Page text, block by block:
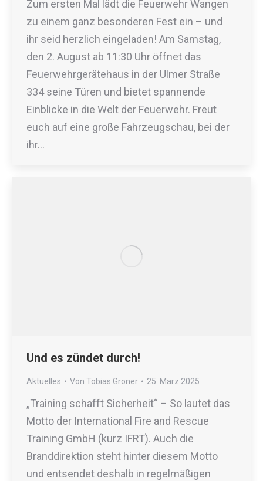
Zum ersten Mal lädt die Feuerwehr Wangen
zu einem ganz besonderen Fest ein – und
ihr seid herzlich eingeladen! Am Samstag,
den 2. August ab 11:30 Uhr öffnet das
Feuerwehrgerätehaus in der Ulmer Straße
334 seine Türen und bietet spannende
Einblicke in die Welt der Feuerwehr. Freut
euch auf eine große Fahrzeugschau, bei der
ihr…
Und es zündet durch!
Aktuelles Von Tobias Groner 25. März 2025
„Training schafft Sicherheit“ – So lautet das
Motto der International Fire and Rescue
Training GmbH (kurz IFRT). Auch die
Branddirektion steht hinter diesem Motto
und entsendet deshalb in regelmäßigen